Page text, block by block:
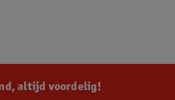
altijd voordelig!